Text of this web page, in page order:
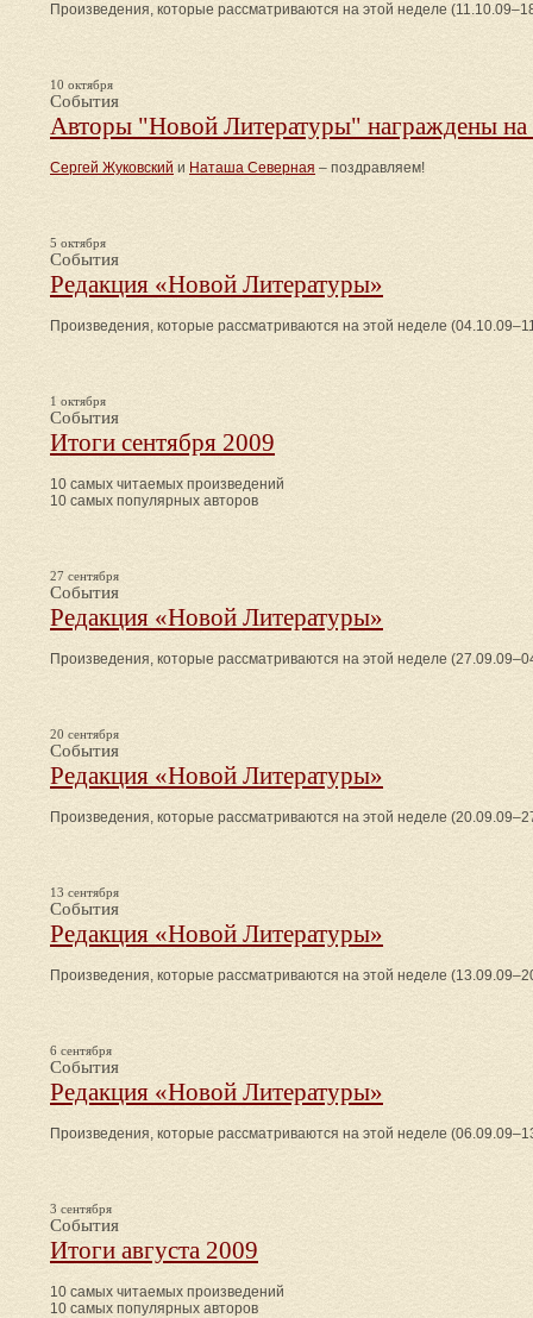
Произведения, которые рассматриваются на этой неделе
10 октября
События
Авторы "Новой Литературы" награждены
Сергей Жуковский и Наташа Северная – поздравляем!
5 октября
События
Редакция «Новой Литературы»
Произведения, которые рассматриваются на этой неделе
1 октября
События
Итоги сентября 2009
10 самых читаемых произведений
10 самых популярных авторов
27 сентября
События
Редакция «Новой Литературы»
Произведения, которые рассматриваются на этой неделе
20 сентября
События
Редакция «Новой Литературы»
Произведения, которые рассматриваются на этой неделе
13 сентября
События
Редакция «Новой Литературы»
Произведения, которые рассматриваются на этой неделе
6 сентября
События
Редакция «Новой Литературы»
Произведения, которые рассматриваются на этой неделе
3 сентября
События
Итоги августа 2009
10 самых читаемых произведений
10 самых популярных авторов